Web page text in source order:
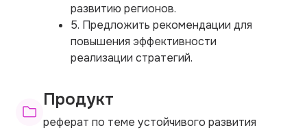
развитию регионов.
5. Предложить рекомендации для
повышения эффективности
реализации стратегий.
Продукт
реферат по теме устойчивого развития